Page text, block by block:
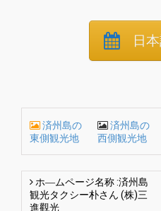
日
済州島の
東側観光地
済州島の
西側観光地
ホ―ムページ名称 :済州島
観光タクシー朴さん (株)三
進觀光